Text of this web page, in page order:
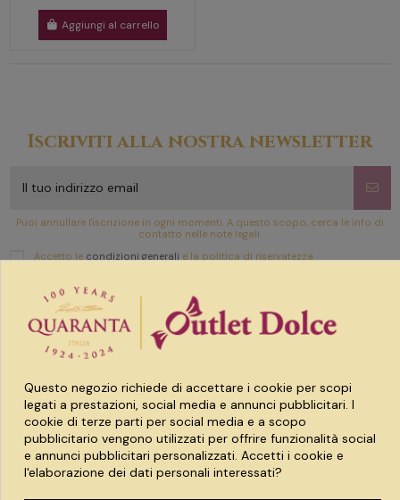
Aggiungi al carrello
Iscriviti alla nostra newsletter
Puoi annullare l'iscrizione in ogni momenti. A questo scopo, cerca le info di
contatto nelle note legali.
Accetto le condizioni generali e la politica di riservatezza
Link utili
Prodotti
Account
Questo negozio richiede di accettare i cookie per scopi
legati a prestazioni, social media e annunci pubblicitari. I
cookie di terze parti per social media e a scopo
pubblicitario vengono utilizzati per offrire funzionalità social
e annunci pubblicitari personalizzati. Accetti i cookie e
l'elaborazione dei dati personali interessati?